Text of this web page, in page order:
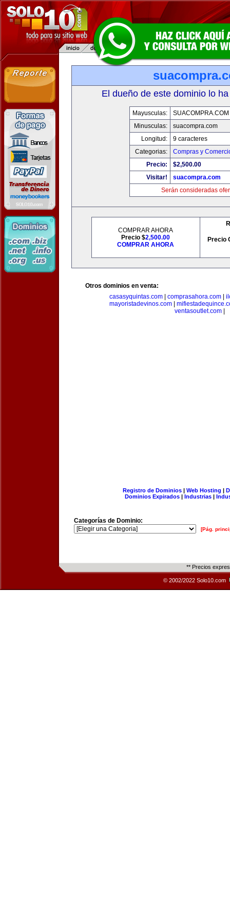
El dueño de este dominio lo
Mayusculas:
SUACOMPRA.COM
Minusculas:
suacompra.com
Longitud:
9 caracteres
Categorias:
Compras y
Precio:
$2,500.00
Visitar!
suacompra.com
Serán consideradas
COMPRAR AHORA
Precio $2,500.00
COMPRAR AHORA
Precio
Otros dominios en venta:
casasyquintas.com| comprasahora.com|
mayoristadevinos.com
ventasoutlet.com
Registro de Dominios| Web Hosting |
Dominios Expirados | Industrias |
Categorías de Dominio:
[Pág.
** Precios
© 2002/2022 Solo10.com